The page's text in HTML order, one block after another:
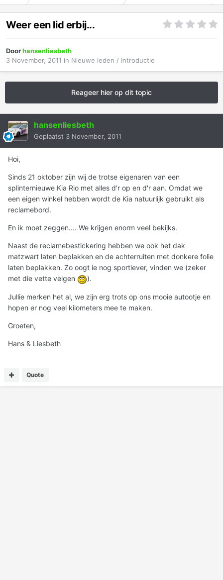
Weer een lid erbij...
Doorhansenliesbeth
3 November, 2011 in Nieuwe leden / Introductie
Reageer hier op dit topic
hansenliesbeth
Geplaatst 3 November, 2011
Hoi,
Sinds 21 oktober zijn wij de trotse eigenaren van een
splinternieuwe Kia Rio met alles d'r op en d'r aan. Omdat we
een eigen winkel hebben wordt de Kia natuurlijk gebruikt als
reclamebord.
En ik moet zeggen.... We krijgen enorm veel bekijks.
Naast de reclamebestickering hebben we ook het dak
matzwart laten beplakken en de achterruiten met donkere folie
laten beplakken. Zo oogt ie nog sportiever, vinden we (zeker
met die vette velgen
).
Jullie merken het al, we zijn erg trots op ons mooie autootje en
hopen er nog veel kilometers mee te maken.
Groeten,
Hans & Liesbeth
Quote